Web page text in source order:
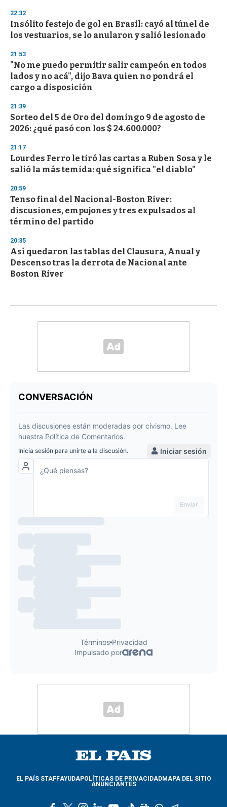
22:32
Insólito festejo de gol en Brasil: cayó al túnel de
los vestuarios, se lo anularon y salió lesionado
21:53
"No me puedo permitir salir campeón en todos
lados y no acá", dijo Bava quien no pondrá el
cargo a disposición
21:39
Sorteo del 5 de Oro del domingo 9 de agosto de
2026: ¿qué pasó con los $ 24.600.000?
21:17
Lourdes Ferro le tiró las cartas a Ruben Sosa y le
salió la más temida: qué significa "el diablo"
20:59
Tenso final del Nacional-Boston River:
discusiones, empujones y tres expulsados al
término del partido
20:35
Así quedaron las tablas del Clausura, Anual y
Descenso tras la derrota de Nacional ante
Boston River
EL PAÍS STAFFAYUDAPOLÍTICAS DE PRIVACIDADMAPA DEL SITIO
ANUNCIANTES